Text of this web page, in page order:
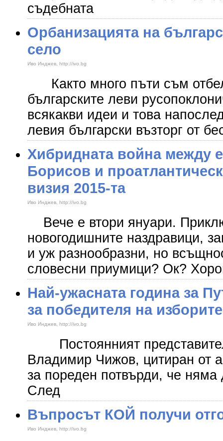
съдебната
Орбанизацията на
село
Иво Инджев, http://ivo.bg
Както много пъти съм
българските леви
всякакви идеи и това
левия български възторг от
Хибридната война между
Борисов и
визия 2015-та
Иво Инджев, http://ivo.bg
Вече е втори януари.
новогодишните наздравици,
и уж разнообразни, но
словесни приумици? Ок?
Най-ужасната година за
за победителя на
Иво Инджев, http://ivo.bg
Постоянният
Владимир Чижов, цитиран от
за пореден потвърди, че
След
Въпросът КОЙ получи
Иво Инджев, http://ivo.bg